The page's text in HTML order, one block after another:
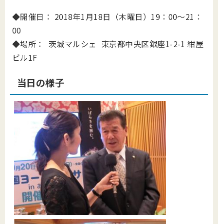
◆開催日： 2018年1月18日（木曜日）19：00～21：
00
◆場所： 茨城マルシェ 東京都中央区銀座1-2-1 紺屋
ビル1F
当日の様子